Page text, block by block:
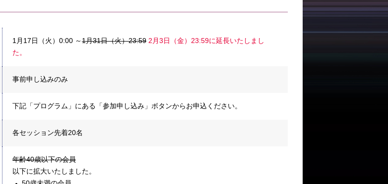
1月17日（火）0:00 ～ 1月31日（火）23:59 2月3日（金）23:59に延長いたしまし
た。
事前申し込みのみ
下記「プログラム」にある「参加申し込み」ボタンからお申込ください。
各セッション先着20名
年齢40歳以下の会員
以下に拡大いたしました。